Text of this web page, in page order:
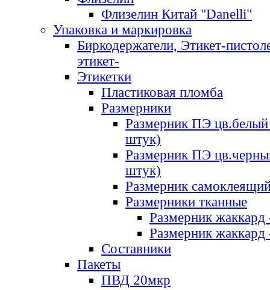
Флизелин Китай "Danelli"
Упаковка и маркировка
Биркодержатели, Этикет-
этикет-
Этикетки
Пластиковая пломба
Размерники
Размерник ПЭ цв.белый
штук)
Размерник ПЭ
штук)
Размерник
Размерники тканные
Размерник
Размерник
Составники
Пакеты
ПВД 20мкр